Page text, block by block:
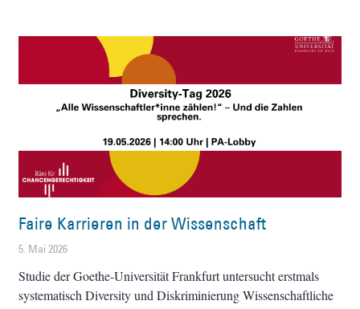
Faire Karrieren in der Wissenschaft
5. Mai 2026
Studie der Goethe-Universität Frankfurt untersucht erstmals
systematisch Diversity und Diskriminierung Wissenschaftliche